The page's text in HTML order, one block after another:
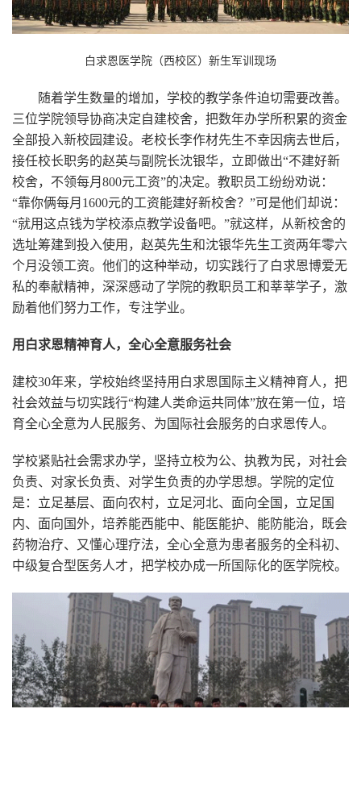
白求恩医学院（西校区）新生军训现场
随着学生数量的增加，学校的教学条件迫切需要改善。
三位学院领导协商决定自建校舍，把数年办学所积累的资金
全部投入新校园建设。老校长李作材先生不幸因病去世后，
接任校长职务的赵英与副院长沈银华，立即做出“不建好新
校舍，不领每月800元工资”的决定。教职员工纷纷劝说：
“靠你俩每月1600元的工资能建好新校舍？”可是他们却说：
“就用这点钱为学校添点教学设备吧。”就这样，从新校舍的
选址筹建到投入使用，赵英先生和沈银华先生工资两年零六
个月没领工资。他们的这种举动，切实践行了白求恩博爱无
私的奉献精神，深深感动了学院的教职员工和莘莘学子，激
励着他们努力工作，专注学业。
用白求恩精神育人，全心全意服务社会
建校30年来，学校始终坚持用白求恩国际主义精神育人，把
社会效益与切实践行“构建人类命运共同体”放在第一位，培
育全心全意为人民服务、为国际社会服务的白求恩传人。
学校紧贴社会需求办学，坚持立校为公、执教为民，对社会
负责、对家长负责、对学生负责的办学思想。学院的定位
是：立足基层、面向农村，立足河北、面向全国，立足国
内、面向国外，培养能西能中、能医能护、能防能治，既会
药物治疗、又懂心理疗法，全心全意为患者服务的全科初、
中级复合型医务人才，把学校办成一所国际化的医学院校。